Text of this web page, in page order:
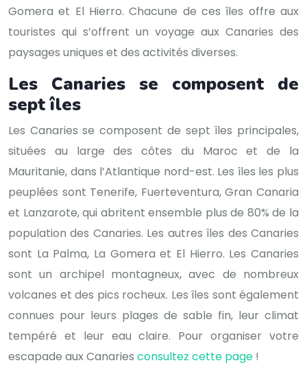
Gomera et El Hierro. Chacune de ces îles offre aux
touristes qui s’offrent un voyage aux Canaries des
paysages uniques et des activités diverses.
Les Canaries se composent de
sept îles
Les Canaries se composent de sept îles principales,
situées au large des côtes du Maroc et de la
Mauritanie, dans l’Atlantique nord-est. Les îles les plus
peuplées sont Tenerife, Fuerteventura, Gran Canaria
et Lanzarote, qui abritent ensemble plus de 80% de la
population des Canaries. Les autres îles des Canaries
sont La Palma, La Gomera et El Hierro. Les Canaries
sont un archipel montagneux, avec de nombreux
volcanes et des pics rocheux. Les îles sont également
connues pour leurs plages de sable fin, leur climat
tempéré et leur eau claire. Pour organiser votre
escapade aux Canaries consultez cette page !